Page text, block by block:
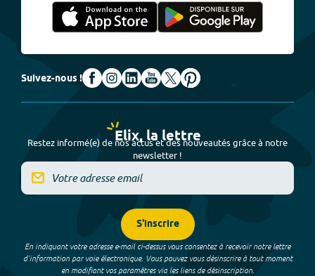
Suivez-nous !
Elix, la lettre
Restez informé(e) de nos actus et des nouveautés grâce à notre
newsletter !
S'inscrire
En indiquant votre adresse e-mail ci-dessus vous consentez à recevoir notre lettre
d’information par voie électronique. Vous pouvez vous désinscrire à tout moment
en modifiant vos paramètres via les liens de désinscription.